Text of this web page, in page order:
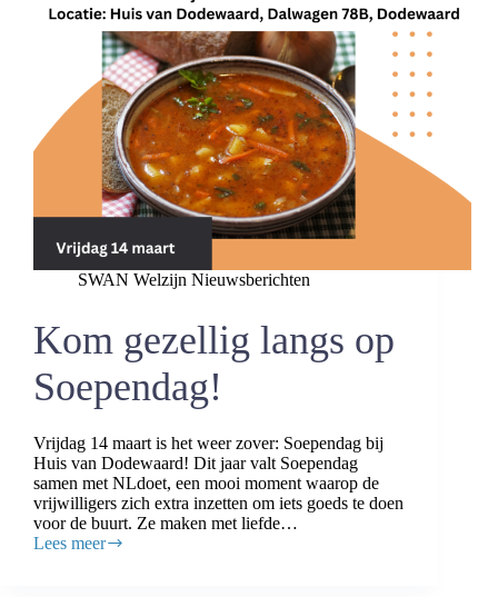
SWAN Welzijn Nieuwsberichten
Kom gezellig langs op
Soependag!
Vrijdag 14 maart is het weer zover: Soependag bij
Huis van Dodewaard! Dit jaar valt Soependag
samen met NLdoet, een mooi moment waarop de
vrijwilligers zich extra inzetten om iets goeds te doen
voor de buurt. Ze maken met liefde…
Lees meer
Kom